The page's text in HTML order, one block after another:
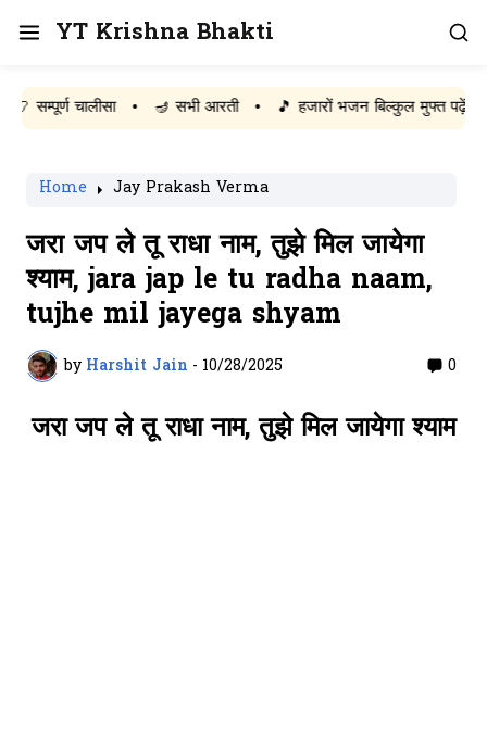
YT Krishna Bhakti
चालीसा • 🪔 सभी आरती • 🎵 हजारों भजन बिल्कुल मुफ्त पढ़ें
Home Jay Prakash Verma
जरा जप ले तू राधा नाम, तुझे मिल जायेगा
श्याम, jara jap le tu radha naam,
tujhe mil jayega shyam
by Harshit Jain - 10/28/2025 0
जरा जप ले तू राधा नाम, तुझे मिल जायेगा श्याम